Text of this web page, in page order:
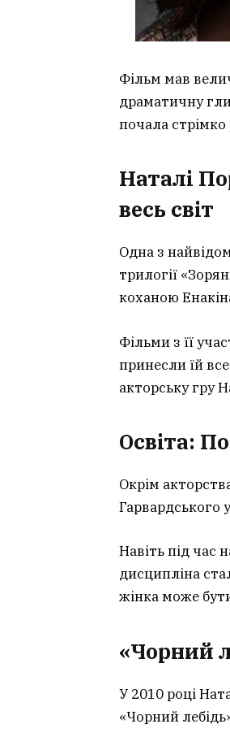
Фільм мав
драматичну
почала
Наталі
весь світ
Одна з
трилогії
коханою
Фільми з її
принесли їй
акторську гру
Освіта:
Окрім
Гарвардського
Навіть під час
дисципліна
жінка може
«Чорний
У 2010 році
«Чорний